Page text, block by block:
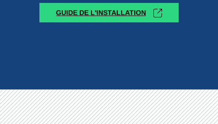
GUIDE DE L'INSTALLATION